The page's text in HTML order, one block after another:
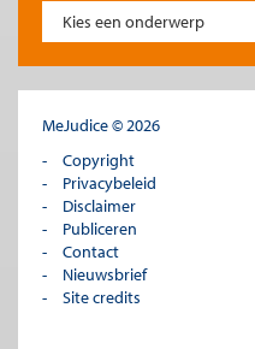
MeJudice © 2026
Copyright
Privacybeleid
Disclaimer
Publiceren
Contact
Nieuwsbrief
Site credits